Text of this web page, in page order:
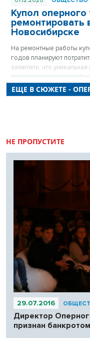
Купол оперного
ремонтировать
Новосибирске
На ремонтные работы
годов планируют
заявляли, что
состоянии и угрожает
ЕЩЕ В СЮЖЕТЕ -
НЕ ПРОПУСТИТЕ
29.07.2016
Директор
признан банкротом